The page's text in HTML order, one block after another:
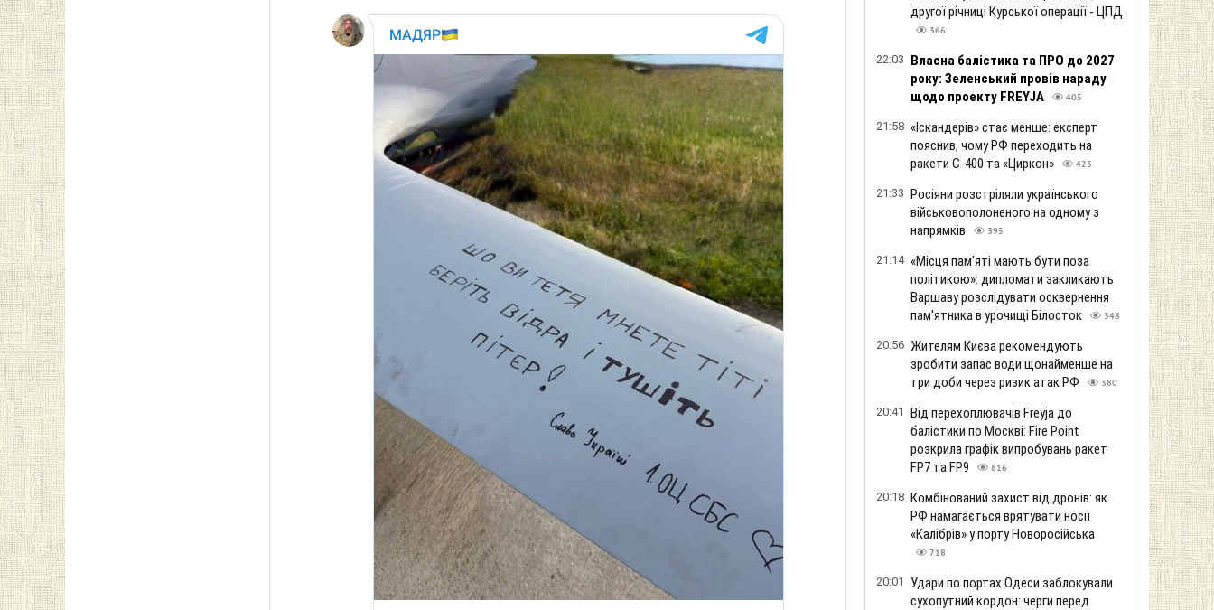
другої річниці Курської операції - ЦПД
366
22:03 Власна балістика та ПРО до 2027
року: Зеленський провів нараду
щодо проекту FREYJA
405
21:58 «Іскандерів» стає менше: експерт
пояснив, чому РФ переходить на
ракети С-400 та «Циркон»
423
21:33 Росіяни розстріляли українського
військовополоненого на одному з
напрямків
395
21:14 «Місця пам'яті мають бути поза
політикою»: дипломати закликають
Варшаву розслідувати осквернення
пам'ятника в урочищі Білосток
348
20:56 Жителям Києва рекомендують
зробити запас води щонайменше на
три доби через ризик атак РФ
380
20:41 Від перехоплювачів Freyja до
балістики по Москві: Fire Point
розкрила графік випробувань ракет
FP7 та FP9
816
20:18 Комбінований захист від дронів: як
РФ намагається врятувати носії
«Калібрів» у порту Новоросійська
718
20:01
Удари по портах Одеси заблокували
сухопутний кордон: черги перед